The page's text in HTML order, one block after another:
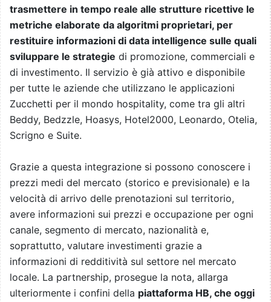
trasmettere in tempo reale alle strutture ricettive le
metriche elaborate da algoritmi proprietari, per
restituire informazioni di data intelligence sulle quali
sviluppare le strategie di promozione, commerciali e
di investimento. Il servizio è già attivo e disponibile
per tutte le aziende che utilizzano le applicazioni
Zucchetti per il mondo hospitality, come tra gli altri
Beddy, Bedzzle, Hoasys, Hotel2000, Leonardo, Otelia,
Scrigno e Suite.
Grazie a questa integrazione si possono conoscere i
prezzi medi del mercato (storico e previsionale) e la
velocità di arrivo delle prenotazioni sul territorio,
avere informazioni sui prezzi e occupazione per ogni
canale, segmento di mercato, nazionalità e,
soprattutto, valutare investimenti grazie a
informazioni di redditività sul settore nel mercato
locale. La partnership, prosegue la nota, allarga
ulteriormente i confini della piattaforma HB, che oggi